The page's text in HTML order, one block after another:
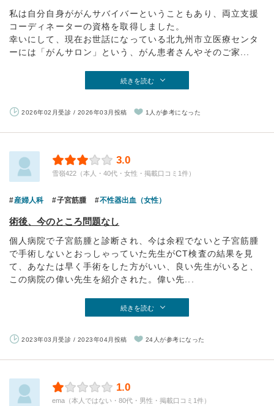
私は自分自身ががんサバイバーということもあり、両立支援
コーディネーターの資格を取得しました。
幸いにして、現在お世話になっている北九州市立医療センタ
ーには「がんサロン」という、がん患者さんやそのご家...
続きを読む
2026年02月受診 / 2026年03月投稿 1人が参考になった
3.0
雪嶺422（本人・40代・女性・掲載口コミ1件）
産婦人科 子宮筋腫 不性器出血（女性）
術後、今のところ問題なし
個人病院で子宮筋腫と診断され、今は余程でないと子宮筋腫
で手術しないとおっしゃっていた先生がCT検査の結果を見
て、あなたは早く手術をした方がいい、良い先生がいると、
この病院の偉い先生を紹介された。偉い先...
続きを読む
2023年03月受診 / 2023年04月投稿 24人が参考になった
1.0
ema（本人ではない・80代・男性・掲載口コミ1件）